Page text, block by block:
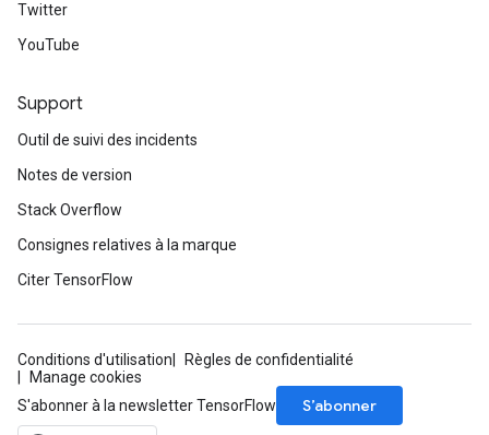
Twitter
YouTube
Support
Outil de suivi des incidents
Notes de version
Stack Overflow
Consignes relatives à la marque
Citer TensorFlow
Conditions d'utilisation
Règles de confidentialité
Manage cookies
S'abonner à la newsletter TensorFlow
S’abonner